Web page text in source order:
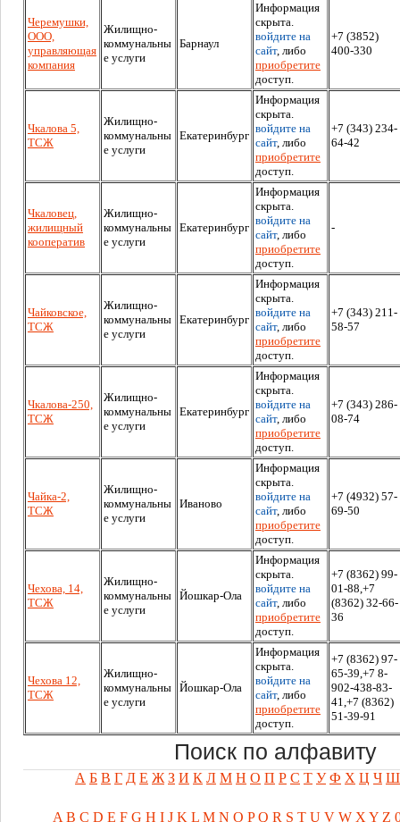
Черемушки,
ООО,
управляющая
компания
Жилищно-
коммунальны
е услуги
Барнаул
Информация
скрыта.
войдите на
сайт, либо
приобретите
доступ.
+7 (3852)
400-330
Чкалова 5,
ТСЖ
Жилищно-
коммунальны
е услуги
Екатеринбург
Информация
скрыта.
войдите на
сайт, либо
приобретите
доступ.
+7 (343) 234-
64-42
Чкаловец,
жилищный
кооператив
Жилищно-
коммунальны
е услуги
Екатеринбург
Информация
скрыта.
войдите на
сайт, либо
приобретите
доступ.
-
Чайковское,
ТСЖ
Жилищно-
коммунальны
е услуги
Екатеринбург
Информация
скрыта.
войдите на
сайт, либо
приобретите
доступ.
+7 (343) 211-
58-57
Чкалова-250,
ТСЖ
Жилищно-
коммунальны
е услуги
Екатеринбург
Информация
скрыта.
войдите на
сайт, либо
приобретите
доступ.
+7 (343) 286-
08-74
Чайка-2,
ТСЖ
Жилищно-
коммунальны
е услуги
Иваново
Информация
скрыта.
войдите на
сайт, либо
приобретите
доступ.
+7 (4932) 57-
69-50
Чехова, 14,
ТСЖ
Жилищно-
коммунальны
е услуги
Йошкар-Ола
Информация
скрыта.
войдите на
сайт, либо
приобретите
доступ.
+7 (8362) 99-
01-88,+7
(8362) 32-66-
36
Чехова 12,
ТСЖ
Жилищно-
коммунальны
е услуги
Йошкар-Ола
Информация
скрыта.
войдите на
сайт, либо
приобретите
доступ.
+7 (8362) 97-
65-39,+7 8-
902-438-83-
41,+7 (8362)
51-39-91
Поиск по алфавиту
А Б В Г Д Е Ж З И К Л М Н О П Р С Т У Ф Х Ц Ч Ш
A B C D E F G H I J K L M N O P Q R S T U V W X Y Z